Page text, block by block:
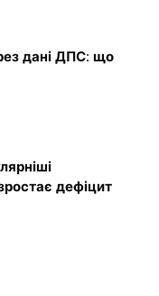
дані ДПС: що
дефіцит